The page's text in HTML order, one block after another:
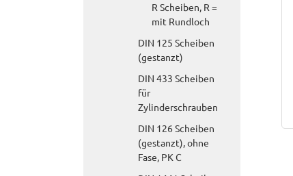
R Scheiben, R =
mit Rundloch
DIN 125 Scheiben
(gestanzt)
DIN 433 Scheiben
für
Zylinderschrauben
DIN 126 Scheiben
(gestanzt), ohne
Fase, PK C